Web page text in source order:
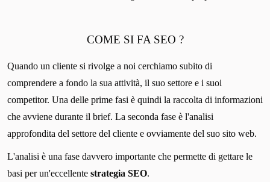
COME SI FA SEO ?
Quando un cliente si rivolge a noi cerchiamo subito di
comprendere a fondo la sua attività, il suo settore e i suoi
competitor. Una delle prime fasi è quindi la raccolta di informazioni
che avviene durante il brief. La seconda fase è l'analisi
approfondita del settore del cliente e ovviamente del suo sito web.
L'analisi è una fase davvero importante che permette di gettare le
basi per un'eccellente strategia SEO.